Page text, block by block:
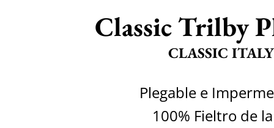
Classic Trilby
CLASSIC ITALY
Plegable e
100% Fieltro de